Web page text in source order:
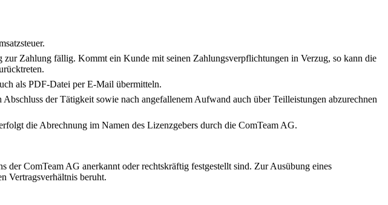
Zahlung fällig. Kommt ein Kunde mit seinen Zahlungsverpflichtungen in Verzug, so kann die
als PDF-Datei per E-Mail übermitteln.
der Tätigkeit sowie nach angefallenem Aufwand auch über Teilleistungen abzurechnen
die Abrechnung im Namen des Lizenzgebers durch die ComTeam AG.
ComTeam AG anerkannt oder rechtskräftig festgestellt sind. Zur Ausübung eines
Vertragsverhältnis beruht.